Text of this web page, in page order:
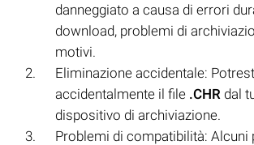
danneggiato a causa di errori
download, problemi di
motivi.
Eliminazione accidentale:
accidentalmente il file .CHR dal
dispositivo di archiviazione.
Problemi di compatibilità: Alcuni